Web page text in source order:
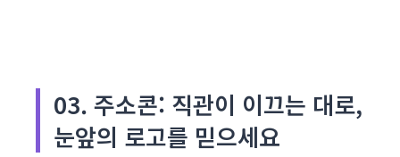
03. 주소콘: 직관이 이끄는 대로,
눈앞의 로고를 믿으세요